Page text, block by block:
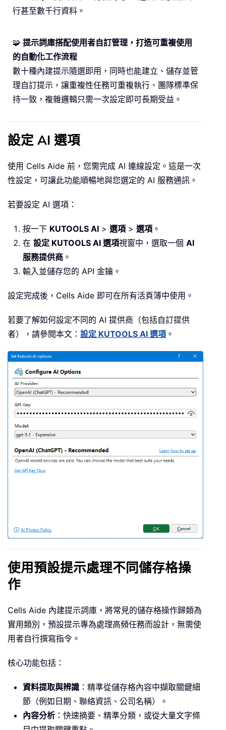
行甚至數千行資料。
🧩 提示詞庫搭配使用者自訂管理，打造可重複使用
的自動化工作流程
數十種內建提示隨選即用，同時也能建立、儲存並管
理自訂提示，讓重複性任務可重複執行、團隊標準保
持一致，複雜邏輯只需一次設定即可長期受益。
設定 AI 選項
使用 Cells Aide 前，您需完成 AI 連線設定。這是一次
性設定，可讓此功能順暢地與您選定的 AI 服務通訊。
若要設定 AI 選項：
按一下 KUTOOLS AI > 選項 > 選項 。
在 設定 KUTOOLS AI 選項視窗中，選取一個 AI
服務提供商 。
輸入並儲存您的 API 金鑰。
設定完成後，Cells Aide 即可在所有活頁簿中使用。
若要了解如何設定不同的 AI 提供商（包括自訂提供
者），請參閱本文： 設定 KUTOOLS AI 選項 。
使用預設提示處理不同儲存格操
作
Cells Aide 內建提示詞庫，將常見的儲存格操作歸類為
實用類別，預設提示專為處理高頻任務而設計，無需使
用者自行撰寫指令。
核心功能包括：
資料提取與辨識 ：精準從儲存格內容中擷取關鍵細
節（例如日期、聯絡資訊、公司名稱）。
內容分析 ：快速摘要、精準分類，或從大量文字條